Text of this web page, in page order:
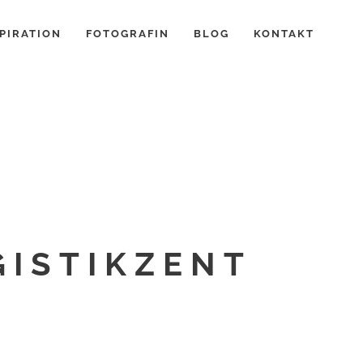
FOTOGRAFIN BLOG KONTAKT